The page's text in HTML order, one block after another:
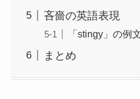
吝嗇の英語表現
「stingy」の例
まとめ